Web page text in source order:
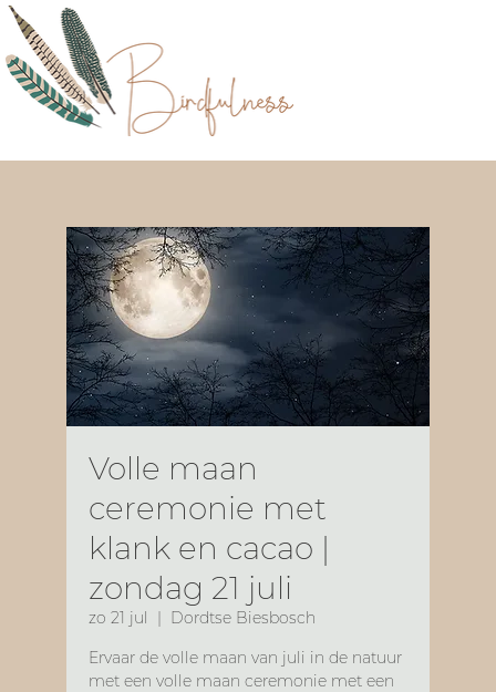
Volle maan
ceremonie met
klank en cacao |
zondag 21 juli
zo 21 jul
  |
Dordtse Biesbosch
Ervaar de volle maan van juli in de natuur
met een volle maan ceremonie met een